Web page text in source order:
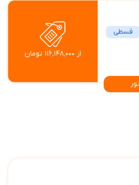
قسطی
از ۱۱۶٬۱۴۸٬۰۰۰ تومان